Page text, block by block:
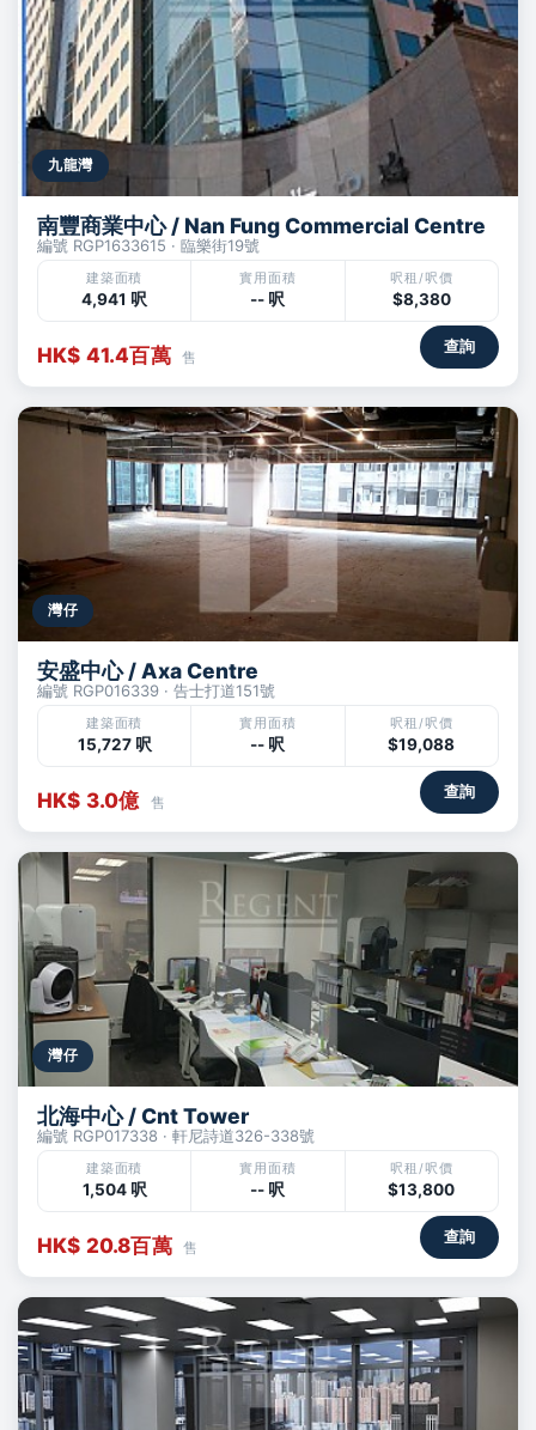
九龍灣
南豐商業中心 / Nan Fung Commercial Centre
編號 RGP1633615 · 臨樂街19號
建築面積
4,941 呎
實用面積
-- 呎
呎租/呎價
$8,380
HK$ 41.4百萬 售
查詢
灣仔
安盛中心 / Axa Centre
編號 RGP016339 · 告士打道151號
建築面積
15,727 呎
實用面積
-- 呎
呎租/呎價
$19,088
HK$ 3.0億 售
查詢
灣仔
北海中心 / Cnt Tower
編號 RGP017338 · 軒尼詩道326-338號
建築面積
1,504 呎
實用面積
-- 呎
呎租/呎價
$13,800
HK$ 20.8百萬 售
查詢